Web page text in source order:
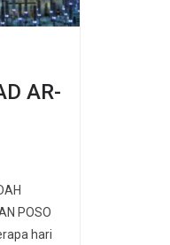
AR-
POSO
hari